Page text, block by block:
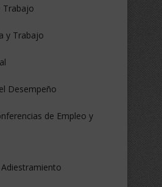
Trabajo
y Trabajo
Desempeño
de Empleo y